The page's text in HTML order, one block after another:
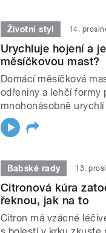
Životní styl 14.
Urychluje hojení a
měsíčkovou mast?
Domácí měsíčková
odřeniny a lehčí formy
mnohonásobně urychlí
Babské rady 13.
Citronová kúra
řeknou, jak na to
Citron má vzácné